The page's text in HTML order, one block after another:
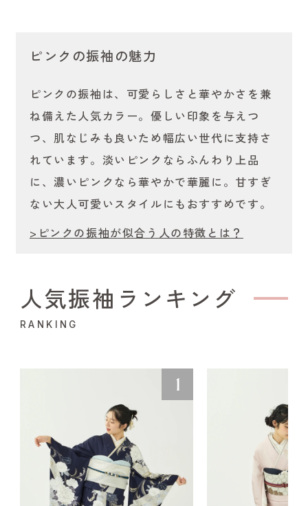
ピンクの振袖の魅力
ピンクの振袖は、可愛らしさと華やかさを兼
ね備えた人気カラー。優しい印象を与えつ
つ、肌なじみも良いため幅広い世代に支持さ
れています。淡いピンクならふんわり上品
に、濃いピンクなら華やかで華麗に。甘すぎ
ない大人可愛いスタイルにもおすすめです。
>ピンクの振袖が似合う人の特徴とは？
人気振袖ランキング
RANKING